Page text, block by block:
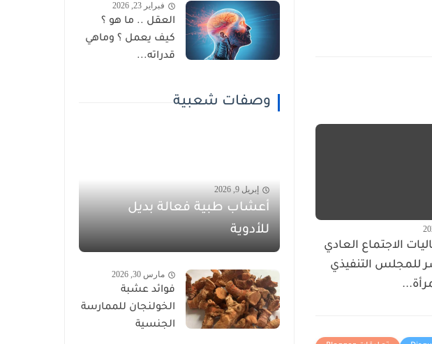
الاجتماع العادي
للمجلس التنفيذي
فبراير 23, 2026
العقل .. ما هو ؟
كيف يعمل ؟ وماهي
قدراته...
وصفات شعبية
إبريل 9, 2026
أعشاب طبية فعالة بديل
للأدوية
مارس 30, 2026
فوائد عشبة
الخولنجان للممارسة
الجنسية